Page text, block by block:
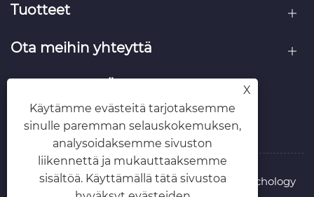
Tuotteet
Ota meihin yhteyttä
Copyright © 2025 Whenzhou Richu Zipper Techology
X
Käytämme evästeitä tarjotaksemme
sinulle paremman selauskokemuksen,
analysoidaksemme sivuston
liikennettä ja mukauttaaksemme
sisältöä. Käyttämällä tätä sivustoa